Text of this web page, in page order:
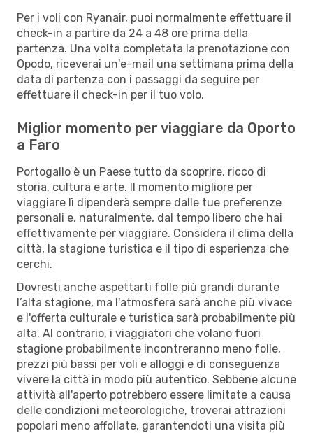
Per i voli con Ryanair, puoi normalmente effettuare il
check-in a partire da 24 a 48 ore prima della
partenza. Una volta completata la prenotazione con
Opodo, riceverai un'e-mail una settimana prima della
data di partenza con i passaggi da seguire per
effettuare il check-in per il tuo volo.
Miglior momento per viaggiare da Oporto
a Faro
Portogallo è un Paese tutto da scoprire, ricco di
storia, cultura e arte. Il momento migliore per
viaggiare lì dipenderà sempre dalle tue preferenze
personali e, naturalmente, dal tempo libero che hai
effettivamente per viaggiare. Considera il clima della
città, la stagione turistica e il tipo di esperienza che
cerchi.
Dovresti anche aspettarti folle più grandi durante
l’alta stagione, ma l'atmosfera sarà anche più vivace
e l'offerta culturale e turistica sarà probabilmente più
alta. Al contrario, i viaggiatori che volano fuori
stagione probabilmente incontreranno meno folle,
prezzi più bassi per voli e alloggi e di conseguenza
vivere la città in modo più autentico. Sebbene alcune
attività all'aperto potrebbero essere limitate a causa
delle condizioni meteorologiche, troverai attrazioni
popolari meno affollate, garantendoti una visita più